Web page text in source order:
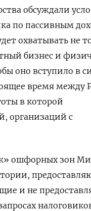
обсуждали
по пассивным
охватывать не
бизнес и
оно вступило в
время между
в которой
организаций с
ошфорных зон
и не